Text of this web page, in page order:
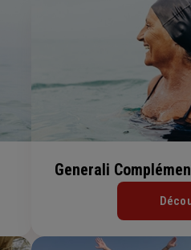
Generali